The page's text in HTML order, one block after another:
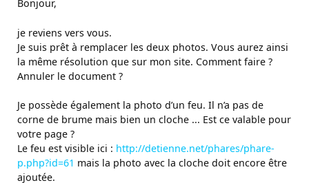
Bonjour,
je reviens vers vous.
Je suis prêt à remplacer les deux photos. Vous aurez ainsi
la même résolution que sur mon site. Comment faire ?
Annuler le document ?
Je possède également la photo d’un feu. Il n’a pas de
corne de brume mais bien un cloche ... Est ce valable pour
votre page ?
Le feu est visible ici : http://detienne.net/phares/phare-
p.php?id=61 mais la photo avec la cloche doit encore être
ajoutée.